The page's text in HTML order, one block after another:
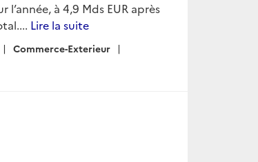
à 4,9 Mds EUR après
Lire la suite
Commerce-Exterieur